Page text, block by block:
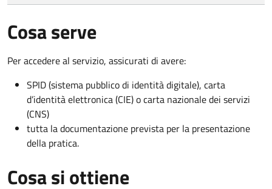
Cosa serve
Per accedere al servizio, assicurati di avere:
SPID (sistema pubblico di identità digitale), carta
d’identità elettronica (CIE) o carta nazionale dei servizi
(CNS)
tutta la documentazione prevista per la presentazione
della pratica.
Cosa si ottiene